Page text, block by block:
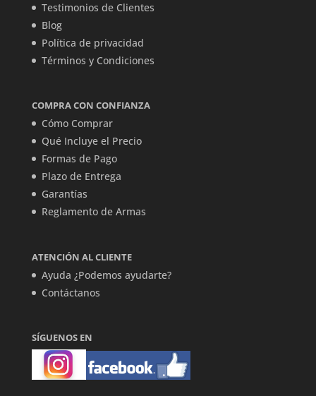
Testimonios de Clientes
Blog
Política de privacidad
Términos y Condiciones
COMPRA CON CONFIANZA
Cómo Comprar
Qué Incluye el Precio
Formas de Pago
Plazo de Entrega
Garantías
Reglamento de Armas
ATENCIÓN AL CLIENTE
Ayuda ¿Podemos ayudarte?
Contáctanos
SÍGUENOS EN